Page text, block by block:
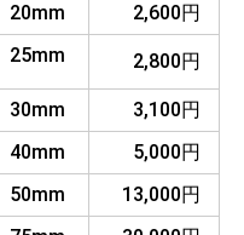
20mm
2,600円
25mm
2,800円
30mm
3,100円
40mm
5,000円
50mm
13,000円